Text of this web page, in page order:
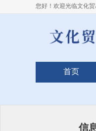
您好！欢迎光临文化贸
首页
信